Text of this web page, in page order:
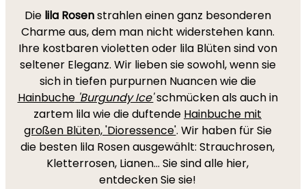
Die lila Rosenstrahlen einen ganz besonderen
Charme aus, dem man nicht widerstehen kann.
Ihre kostbaren violetten oder lila Blüten sind von
seltener Eleganz. Wir lieben sie sowohl, wenn sie
sich in tiefen purpurnen Nuancen wie die
Hainbuche'Burgundy Ice'schmücken als auch in
zartem lila wie die duftende Hainbuche mit
großen Blüten, 'Dioressence'. Wir haben für Sie
die besten lila Rosen ausgewählt: Strauchrosen,
Kletterrosen, Lianen... Sie sind alle hier,
entdecken Sie sie!